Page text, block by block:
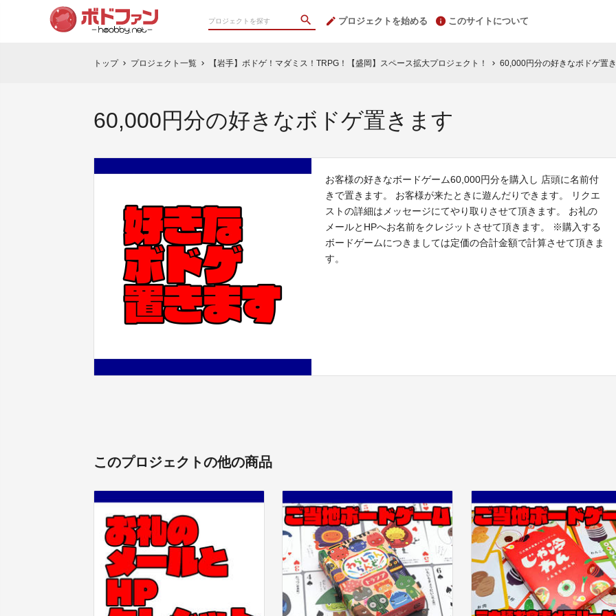
プロジェクトを始める このサイトについて
トップ chevron_right プロジェクト一覧 chevron_right 【岩手】ボドゲ！マダミス！TRPG！【盛岡】スペース拡大プロジェクト！ chevron_right 60,000円分の好きなボドゲ置
60,000円分の好きなボドゲ置きます
お客様の好きなボードゲーム60,000円分を購入し 店頭に名前付
きで置きます。 お客様が来たときに遊んだりできます。 リクエ
ストの詳細はメッセージにてやり取りさせて頂きます。 お礼の
メールとHPへお名前をクレジットさせて頂きます。 ※購入する
ボードゲームにつきましては定価の合計金額で計算させて頂きま
す。
このプロジェクトの他の商品